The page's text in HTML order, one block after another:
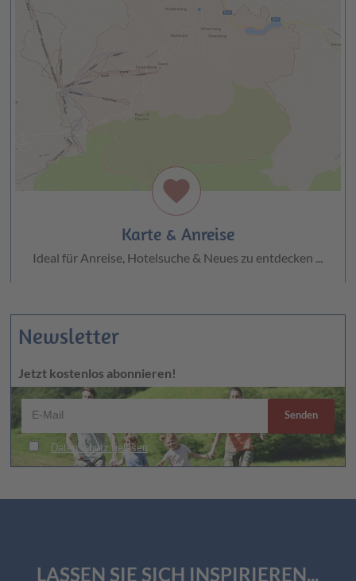
favorite
Karte & Anreise
Ideal für Anreise, Hotelsuche & Neues zu entdecken ...
Newsletter
Jetzt kostenlos abonnieren!
LASSEN SIE SICH INSPIRIEREN...